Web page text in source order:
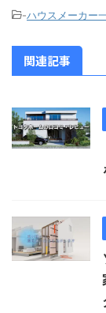
-ハウスメーカー
関連記事